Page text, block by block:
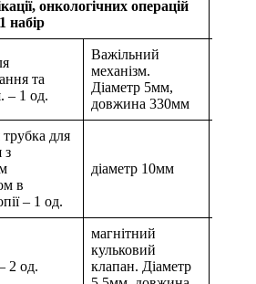
онкологічних операцій
та
– 1 од.
Важільний
механізм.
Діаметр 5мм,
довжина 330мм
для
з
в
– 1 од.
діаметр 10мм
2 од.
магнітний
кульковий
клапан. Діаметр